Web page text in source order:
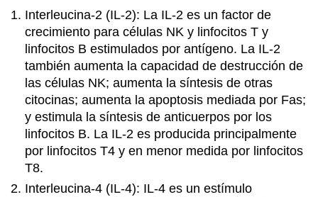
Interleucina-2 (IL-2): La IL-2 es un factor de
crecimiento para células NK y linfocitos T y
linfocitos B estimulados por antígeno. La IL-2
también aumenta la capacidad de destrucción de
las células NK; aumenta la síntesis de otras
citocinas; aumenta la apoptosis mediada por Fas;
y estimula la síntesis de anticuerpos por los
linfocitos B. La IL-2 es producida principalmente
por linfocitos T4 y en menor medida por linfocitos
T8.
Interleucina-4 (IL-4): IL-4 es un estímulo